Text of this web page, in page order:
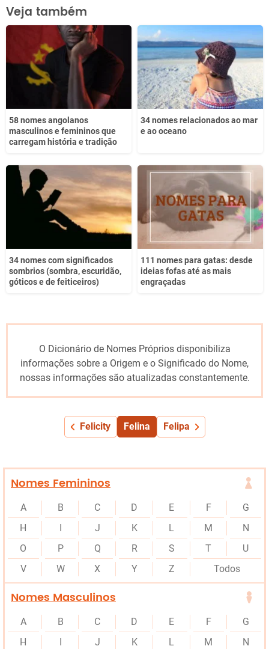
Este conteúdo contém informação incorreta
Este conteúdo não tem a informação que procuro
Outro
Veja também
58 nomes angolanos
masculinos e femininos que
carregam história e tradição
34 nomes relacionados ao mar
e ao oceano
34 nomes com significados
sombrios (sombra, escuridão,
góticos e de feiticeiros)
111 nomes para gatas: desde
ideias fofas até as mais
engraçadas
O Dicionário de Nomes Próprios disponibiliza
informações sobre a Origem e o Significado do Nome,
nossas informações são atualizadas constantemente.
Felicity Felina Felipa
Nomes Femininos
A B C D E F
G
H
J K L M
N
O
P Q R S T
U
V
W X Y Z Todos
Nomes Masculinos
A B C D E F
G
H
J K L M
N